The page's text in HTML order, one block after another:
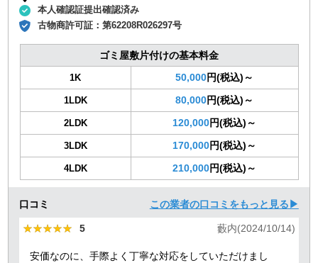
本人確認証提出確認済み
古物商許可証：第62208R026297号
ゴミ屋敷片付けの基本料金
1K 50,000円(税込)～
1LDK 80,000円(税込)～
2LDK 120,000円(税込)～
3LDK 170,000円(税込)～
4LDK 210,000円(税込)～
口コミ この業者の口コミをもっと見る▶
★★★★★
★★★★★ 5 藪内(2024/10/14)
安価なのに、手際よく丁寧な対応をしていただけまし